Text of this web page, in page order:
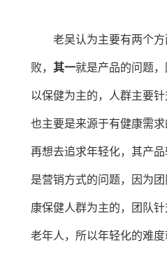
老吴认为主要有两个
败， 其一就是产品的问题
以保健为主的，人群主要
也主要是来源于有健康需
再想去追求年轻化，其产品
是营销方式的问题，因为
康保健人群为主的，团队
老年人，所以年轻化的难度